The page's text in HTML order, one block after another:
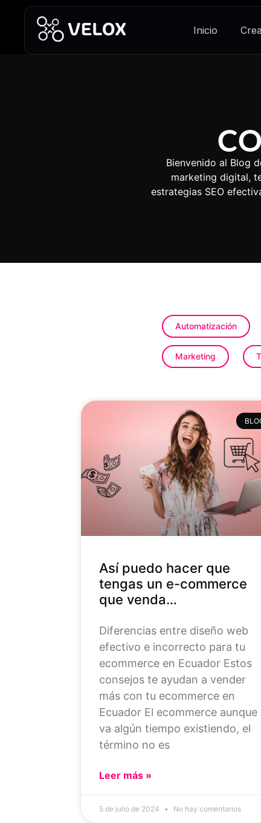
Inicio
Bienvenido al Blog
marketing digital,
estrategias SEO
Automatización
Marketing
Así puedo hacer que
tengas un e-commerce
que venda…
Diferencias entre diseño web
efectivo e incorrecto para tu
ecommerce en Ecuador Estos
consejos te ayudan a vender
más con tu ecommerce en
Ecuador El ecommerce aunque
va algún tiempo existiendo, el
término no es
Leer más »
5 de julio de 2024 No hay comentarios